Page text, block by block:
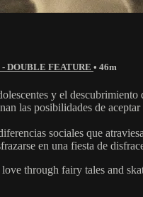
DOUBLE FEATURE • 46m
y el
las posibilidades de
sociales que
en una fiesta de
through fairy tales and